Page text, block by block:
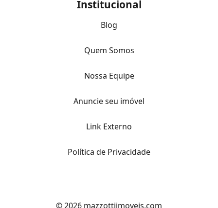
Institucional
Blog
Quem Somos
Nossa Equipe
Anuncie seu imóvel
Link Externo
Política de Privacidade
© 2026 mazzottiimoveis.com